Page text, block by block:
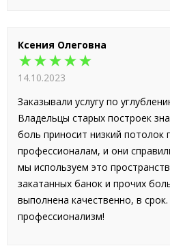
Ксения Олеговна
★★★★★
14.10.2023
Заказывали услугу по
Владельцы старых построек
боль приносит низкий потолок
профессионалам, и они
мы используем это
закатанных банок и прочих
выполнена качественно, в
профессионализм!